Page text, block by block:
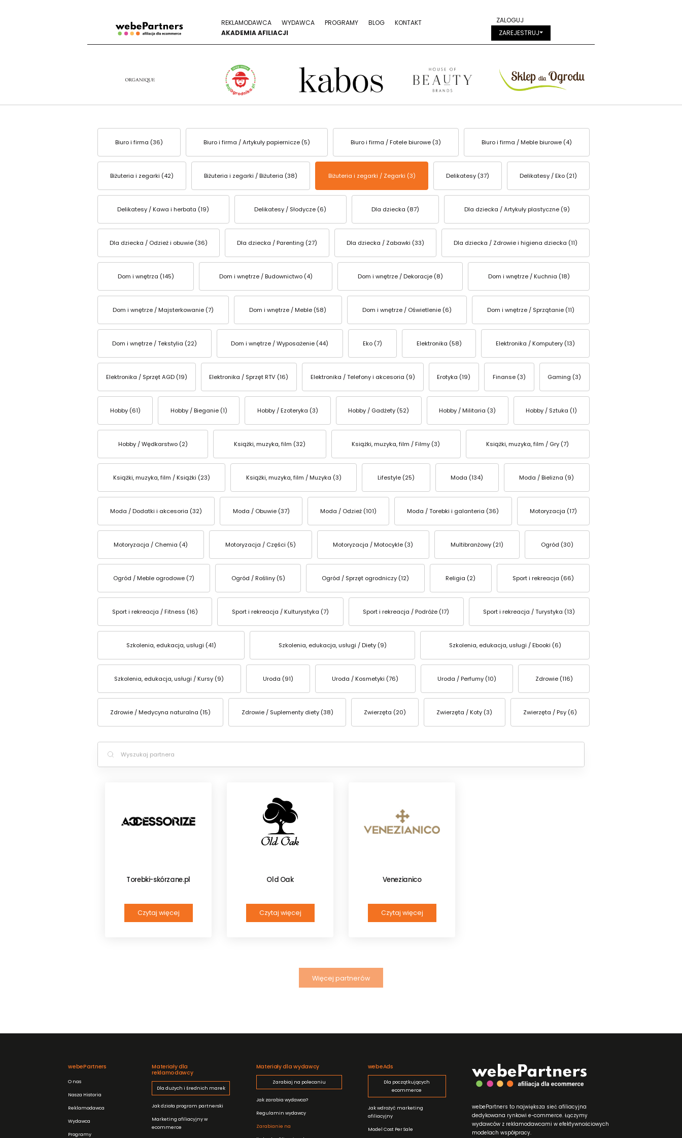
ZALOGUJ
ZAREJESTRUJ
REKLAMODAWCA WYDAWCA PROGRAMY BLOG
KONTAKT
AKADEMIA AFILIACJI
Biuro i firma (36) Biuro i firma / Artykuły papiernicze (5) Biuro i firma / Fotele biurowe (3) Biuro i firma / Meble biurowe (4)
Biżuteria i zegarki (42) Biżuteria i zegarki / Biżuteria (38) Biżuteria i zegarki / Zegarki (3) Delikatesy (37) Delikatesy / Eko (21)
Delikatesy / Kawa i herbata (19) Delikatesy / Słodycze (6) Dla dziecka (87) Dla dziecka / Artykuły plastyczne (9)
Dla dziecka / Odzież i obuwie (36) Dla dziecka / Parenting (27) Dla dziecka / Zabawki (33) Dla dziecka / Zdrowie i higiena dziecka (11)
Dom i wnętrza (145) Dom i wnętrze / Budownictwo (4) Dom i wnętrze / Dekoracje (8) Dom i wnętrze / Kuchnia (18)
Dom i wnętrze / Majsterkowanie (7) Dom i wnętrze / Meble (58) Dom i wnętrze / Oświetlenie (6) Dom i wnętrze / Sprzątanie (11)
Dom i wnętrze / Tekstylia (22) Dom i wnętrze / Wyposażenie (44) Eko (7) Elektronika (58) Elektronika / Komputery (13)
Elektronika / Sprzęt AGD (19) Elektronika / Sprzęt RTV (16) Elektronika / Telefony i akcesoria (9) Erotyka (19) Finanse (3) Gaming (3)
Hobby (61) Hobby / Bieganie (1) Hobby / Ezoteryka (3) Hobby / Gadżety (52) Hobby / Militaria (3) Hobby / Sztuka (1)
Hobby / Wędkarstwo (2) Książki, muzyka, film (32) Książki, muzyka, film / Filmy (3) Książki, muzyka, film / Gry (7)
Książki, muzyka, film / Książki (23) Książki, muzyka, film / Muzyka (3) Lifestyle (25) Moda (134) Moda / Bielizna (9)
Moda / Dodatki i akcesoria (32) Moda / Obuwie (37) Moda / Odzież (101) Moda / Torebki i galanteria (36) Motoryzacja (17)
Motoryzacja / Chemia (4) Motoryzacja / Części (5) Motoryzacja / Motocykle (3) Multibranżowy (21) Ogród (30)
Ogród / Meble ogrodowe (7) Ogród / Rośliny (5) Ogród / Sprzęt ogrodniczy (12) Religia (2) Sport i rekreacja (66)
Sport i rekreacja / Fitness (16) Sport i rekreacja / Kulturystyka (7) Sport i rekreacja / Podróże (17) Sport i rekreacja / Turystyka (13)
Szkolenia, edukacja, usługi (41) Szkolenia, edukacja, usługi / Diety (9) Szkolenia, edukacja, usługi / Ebooki (6)
Szkolenia, edukacja, usługi / Kursy (9) Uroda (91) Uroda / Kosmetyki (76) Uroda / Perfumy (10) Zdrowie (116)
Zdrowie / Medycyna naturalna (15) Zdrowie / Suplementy diety (38) Zwierzęta (20) Zwierzęta / Koty (3) Zwierzęta / Psy (6)
Torebki-skórzane.pl
Czytaj więcej
Old Oak
Czytaj więcej
Venezianico
Czytaj więcej
Więcej partnerów
webePartners
O nas
Nasza Historia
Reklamodawca
Wydawca
Programy
Materiały dla
reklamodawcy
Dla dużych i średnich marek
Jak działa program partnerski
Marketing afiliacyjny w
ecommerce
Materiały dla wydawcy
Zarabiaj na polecaniu
Jak zarabia wydawca?
Regulamin wydawcy
Zarabianie na
webeAds
Dla początkujących
ecommerce
Jak wdrożyć marketing
afiliacyjny
Model Cost Per Sale
webePartners to największa sieć afiliacyjna
dedykowana rynkowi e-commerce. Łączymy
wydawców z reklamodawcami w efektywnościowych
modelach współpracy.